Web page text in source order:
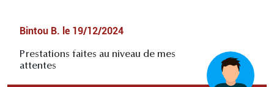
Bintou B. le 19/12/2024
Prestations faites au niveau de mes
attentes